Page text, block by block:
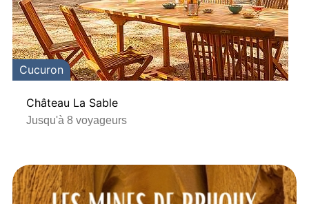
Cucuron
Château La Sable
Jusqu'à 8 voyageurs